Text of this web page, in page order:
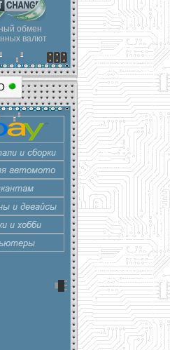
обмен
валют